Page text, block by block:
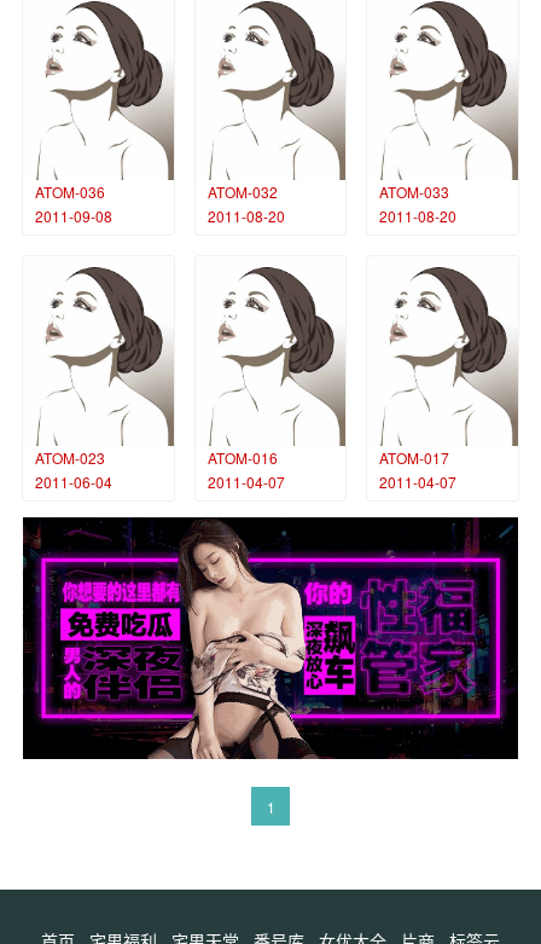
ATOM-036
2011-09-08
ATOM-032
2011-08-20
ATOM-033
2011-08-20
ATOM-023
2011-06-04
ATOM-016
2011-04-07
ATOM-017
2011-04-07
1